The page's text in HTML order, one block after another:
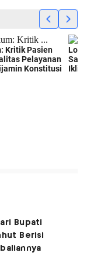
Bupati
Berisi